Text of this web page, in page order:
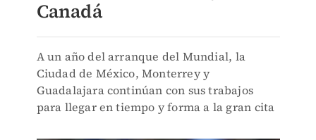
Canadá
A un año del arranque del Mundial, la
Ciudad de México, Monterrey y
Guadalajara continúan con sus trabajos
para llegar en tiempo y forma a la gran cita